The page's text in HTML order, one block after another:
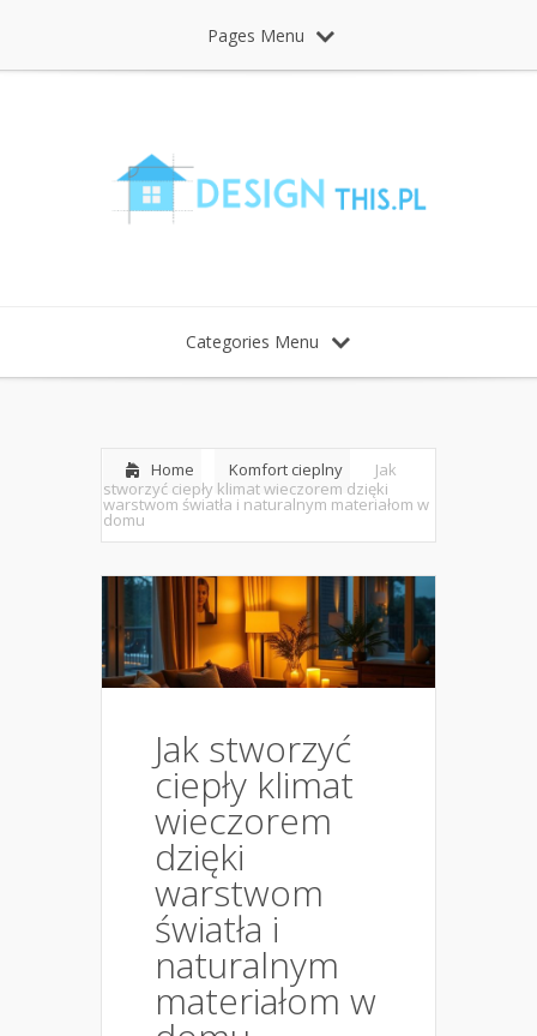
Pages Menu
Categories Menu
Home Komfort cieplny
Jak
stworzyć ciepły klimat wieczorem dzięki
warstwom światła i naturalnym materiałom w
domu
Jak stworzyć
ciepły klimat
wieczorem
dzięki
warstwom
światła i
naturalnym
materiałom w